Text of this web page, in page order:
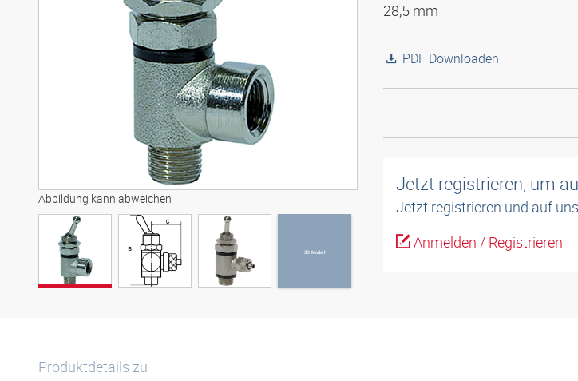
Abbildung kann abweichen
3D Modell
3D Modell
28,5 mm
PDF Downloaden
Jetzt registrieren, um
Jetzt registrieren und auf
Anmelden / Registrieren
Produktdetails zu